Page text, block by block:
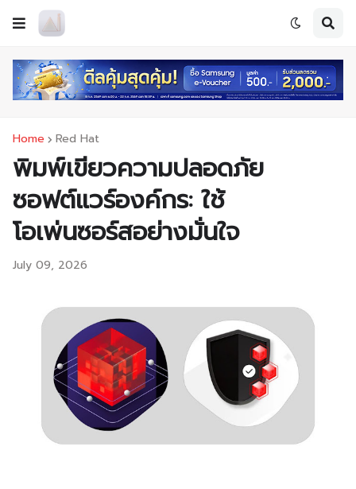
Home Red Hat
พิมพ์เขียวความปลอดภัย
ซอฟต์แวร์องค์กร: ใช้
โอเพ่นซอร์สอย่างมั่นใจ
July 09, 2026